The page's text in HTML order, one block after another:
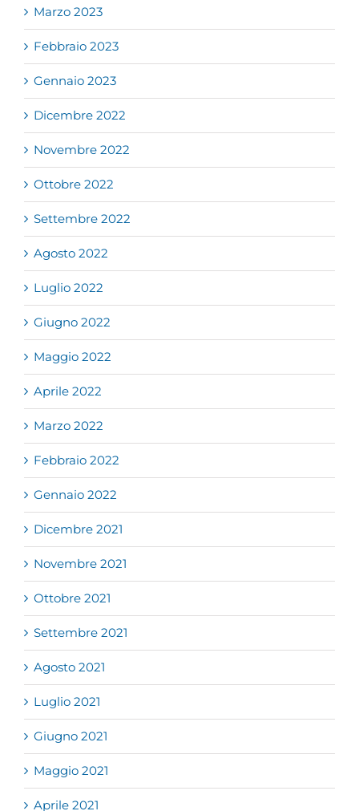
Marzo 2023
Febbraio 2023
Gennaio 2023
Dicembre 2022
Novembre 2022
Ottobre 2022
Settembre 2022
Agosto 2022
Luglio 2022
Giugno 2022
Maggio 2022
Aprile 2022
Marzo 2022
Febbraio 2022
Gennaio 2022
Dicembre 2021
Novembre 2021
Ottobre 2021
Settembre 2021
Agosto 2021
Luglio 2021
Giugno 2021
Maggio 2021
Aprile 2021